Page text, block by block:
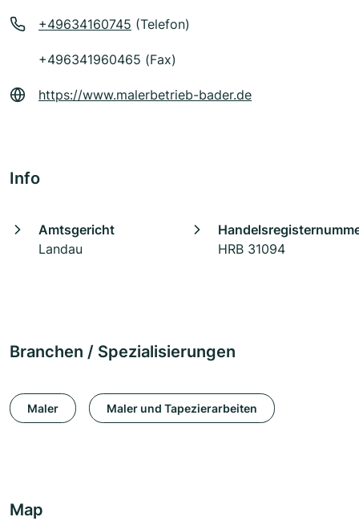
+49634160745 (Telefon)
+496341960465 (Fax)
https://www.malerbetrieb-bader.de
Info
Amtsgericht
Landau
HRB 31094
Branchen / Spezialisierungen
Maler Maler und Tapezierarbeiten
Map